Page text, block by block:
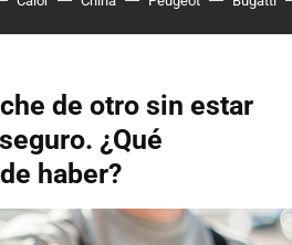
de otro sin estar
¿Qué
haber?